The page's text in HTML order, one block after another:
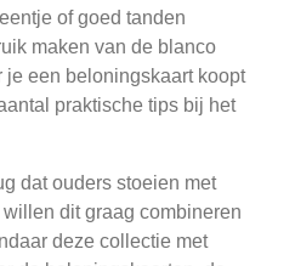
of goed tanden
maken van de blanco
je een beloningskaart koopt
praktische tips bij het
dat ouders stoeien met
dit graag combineren
deze collectie met